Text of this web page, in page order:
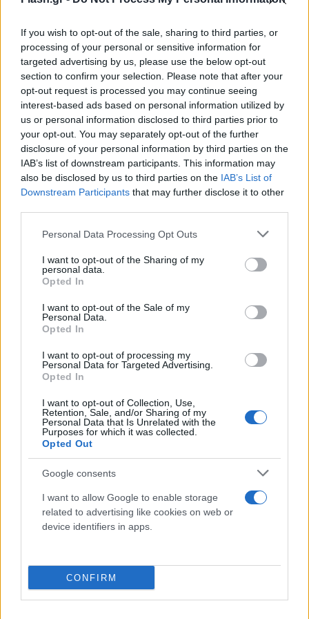
If you wish to opt-out of the sale, sharing to third parties, or
processing of your personal or sensitive information for
targeted advertising by us, please use the below opt-out
section to confirm your selection. Please note that after your
opt-out request is processed you may continue seeing
interest-based ads based on personal information utilized by
us or personal information disclosed to third parties prior to
your opt-out. You may separately opt-out of the further
disclosure of your personal information by third parties on the
IAB’s list of downstream participants. This information may
also be disclosed by us to third parties on the IAB’s List of
Downstream Participants that may further disclose it to other
Please note that this website/app uses one or more Google
not limited to your visit or usage behaviour. You may click to
grant or deny consent to Google and its third-party tags to
use your data for below specified purposes in below Google
consent section.
Personal Data Processing Opt Outs
I want to opt-out of the Sharing of my
personal data.
Opted In
I want to opt-out of the Sale of my
Personal Data.
Opted In
I want to opt-out of processing my
Personal Data for Targeted Advertising.
Opted In
I want to opt-out of Collection, Use,
Retention, Sale, and/or Sharing of my
Personal Data that Is Unrelated with the
Purposes for which it was collected.
Opted Out
Google consents
I want to allow Google to enable storage
related to advertising like cookies on web or
device identifiers in apps.
CONFIRM
εκτέλεση της ποινής και μεταφέρθηκε σε
ασθενοφόρο.
Στην περίπτωση εκείνη, το ζευγάρι δέχθηκε 100
και επιπλέον 40 για την κατανάλωση αλκοόλ. Ο
επικεφαλής της αστυνομίας της Σαρία στην